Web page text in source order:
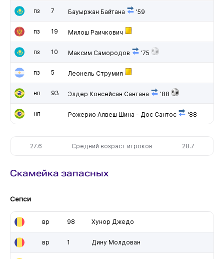
пз 7 Бауыржан Байтана '59
пз 19 Милош Раичкович
пз 10 Максим Самородов '75
пз 5 Леонель Струмия
нп 93 Элдер Консейсан Сантана '88
нп Рожерио Алвеш Шина - Дос Сантос '88
27.6 Средний возраст игроков 28.7
Скамейка запасных
Сепси
вр 98 Хунор Джедо
вр 1 Дину Молдован